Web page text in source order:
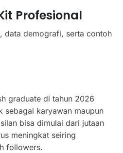
Profesional
data demografi, serta contoh
graduate di tahun 2026
sebagai karyawan maupun
bisa dimulai dari jutaan
meningkat seiring
followers.